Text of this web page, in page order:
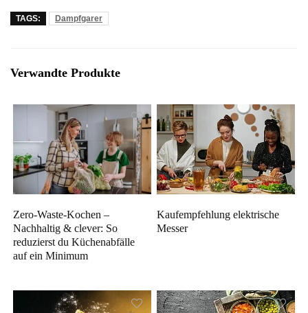
TAGS: Dampfgarer
Verwandte Produkte
Zero-Waste-Kochen –
Nachhaltig & clever: So
reduzierst du Küchenabfälle
auf ein Minimum
Kaufempfehlung elektrische
Messer